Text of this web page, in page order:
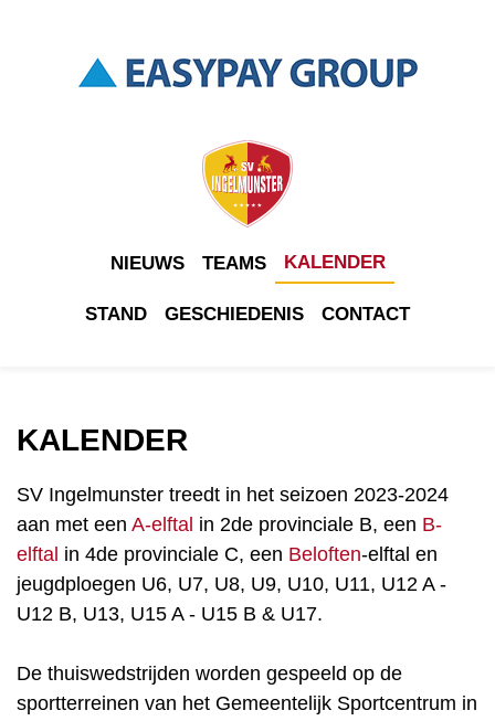
NIEUWS TEAMS KALENDER
STAND GESCHIEDENIS CONTACT
KALENDER
SV Ingelmunster treedt in het seizoen 2023-2024
aan met een A-elftal in 2de provinciale B, een B-
elftal in 4de provinciale C, een Beloften-elftal en
jeugdploegen U6, U7, U8, U9, U10, U11, U12 A -
U12 B, U13, U15 A - U15 B & U17.
De thuiswedstrijden worden gespeeld op de
sportterreinen van het Gemeentelijk Sportcentrum in